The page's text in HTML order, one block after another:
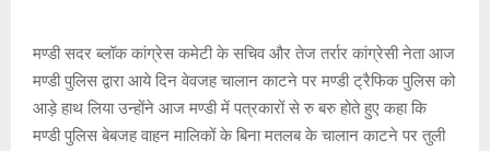
मण्डी सदर ब्लॉक कांग्रेस कमेटी के सचिव और तेज तर्रार कांग्रेसी नेता आज
मण्डी पुलिस द्वारा आये दिन वेवजह चालान काटने पर मण्डी ट्रैफिक पुलिस को
आड़े हाथ लिया उन्होंने आज मण्डी में पत्रकारों से रु बरु होते हुए कहा कि
मण्डी पुलिस बेबजह वाहन मालिकों के बिना मतलब के चालान काटने पर तुली